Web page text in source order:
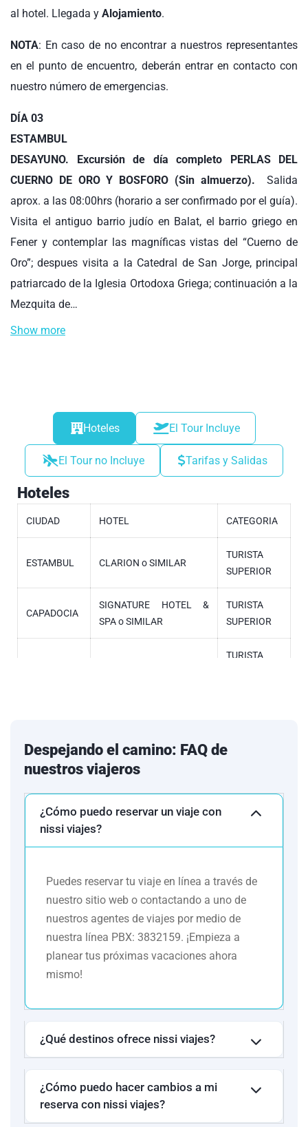
al hotel. Llegada y Alojamiento.
NOTA: En caso de no encontrar a nuestros representantes
en el punto de encuentro, deberán entrar en contacto con
nuestro número de emergencias.
DÍA 03
ESTAMBUL
DESAYUNO.
Excursión de día completo PERLAS DEL
CUERNO DE ORO Y BOSFORO (Sin almuerzo).
Salida
aprox. a las 08:00hrs (horario a ser confirmado por el guía).
Visita el antiguo barrio judío en Balat, el barrio griego en
Fener y contemplar las magníficas vistas del “Cuerno de
Oro”; despues visita a la Catedral de San Jorge, principal
patriarcado de la Iglesia Ortodoxa Griega; continuación a la
Mezquita de…
Show more
Hoteles El Tour Incluye
El Tour no Incluye Tarifas y Salidas
Hoteles
CIUDAD HOTEL CATEGORIA
ESTAMBUL CLARION o SIMILAR
TURISTA
SUPERIOR
CAPADOCIA
SIGNATURE HOTEL &
SPA o SIMILAR
TURISTA
SUPERIOR
TURISTA
DUBÁI
ROSEN RAYHAAN BY
ROTANA HOTEL
TURISTA
Relacionamos los hoteles utilizados con mayor frecuencia en
este circuito. Esto a manera informativa, indicando también que
el pasajero puede ser alojado en establecimientos similares o
Despejando el camino: FAQ de
nuestros viajeros
¿Cómo puedo reservar un viaje con
nissi viajes?
Puedes reservar tu viaje en línea a través de
nuestro sitio web o contactando a uno de
nuestros agentes de viajes por medio de
nuestra línea PBX: 3832159. ¡Empieza a
planear tus próximas vacaciones ahora
mismo!
¿Qué destinos ofrece nissi viajes?
¿Cómo puedo hacer cambios a mi
reserva con nissi viajes?